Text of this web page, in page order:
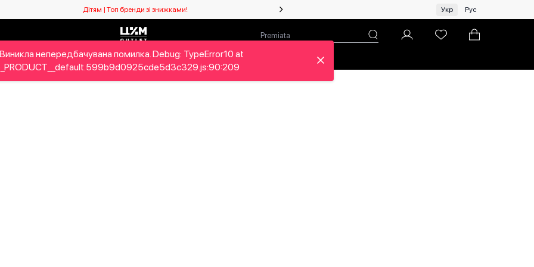
Дітям | Топ бренди зі знижками! Жінкам | Топ бренди зі знижками!
Укр Рус
Дітям Home&Gifts Бренди Новий сезон Про ЦУМ
непередбачувана помилка. Debug: TypeError10 at